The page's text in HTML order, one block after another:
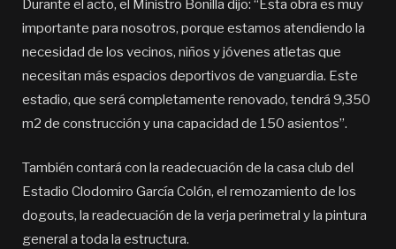
Durante el acto, el Ministro Bonilla dijo: “Esta obra es muy
importante para nosotros, porque estamos atendiendo la
necesidad de los vecinos, niños y jóvenes atletas que
necesitan más espacios deportivos de vanguardia. Este
estadio, que será completamente renovado, tendrá 9,350
m2 de construcción y una capacidad de 150 asientos”.
También contará con la readecuación de la casa club del
Estadio Clodomiro García Colón, el remozamiento de los
dogouts, la readecuación de la verja perimetral y la pintura
general a toda la estructura.